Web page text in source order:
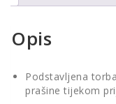
Opis
Podstavljena
prašine tijekom